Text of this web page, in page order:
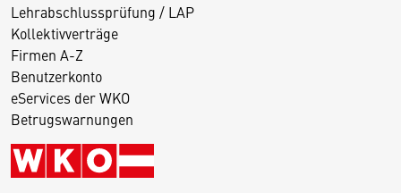
Lehrabschlussprüfung / LAP
Kollektivverträge
Firmen A-Z
Benutzerkonto
eServices der WKO
Betrugswarnungen